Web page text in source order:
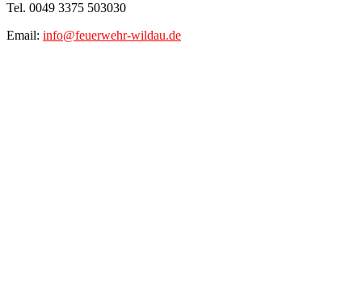
Tel. 0049 3375 503030
Email: info@feuerwehr-wildau.de